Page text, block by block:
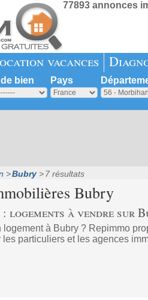
77893 annonces
vacances
bien Pays
Bubry 7 résultats
Bubry
logements à vendre sur
à Bubry ? Repimmo
particuliers et les agences